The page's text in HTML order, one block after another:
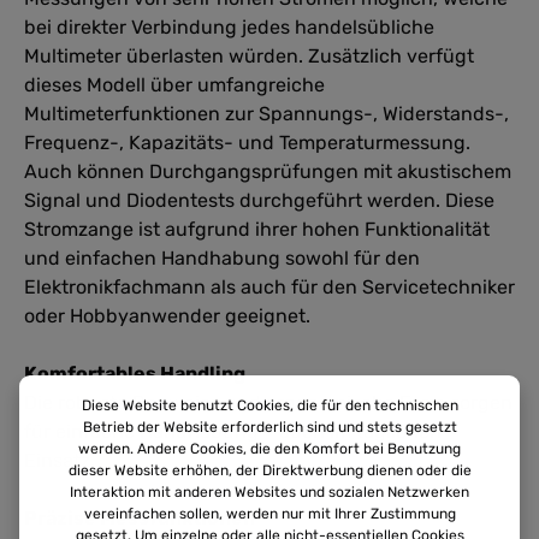
bei direkter Verbindung jedes handelsübliche
Multimeter überlasten würden. Zusätzlich verfügt
dieses Modell über umfangreiche
Multimeterfunktionen zur Spannungs-, Widerstands-,
Frequenz-, Kapazitäts- und Temperaturmessung.
Auch können Durchgangsprüfungen mit akustischem
Signal und Diodentests durchgeführt werden. Diese
Stromzange ist aufgrund ihrer hohen Funktionalität
und einfachen Handhabung sowohl für den
Elektronikfachmann als auch für den Servicetechniker
oder Hobbyanwender geeignet.
Komfortables Handling
Die robuste Bauweise und ergonomische Form sorgen
für einfache Handhabung – auch im täglichen
Einsatz.
Präzise Messfunktionen
Diese Website benutzt Cookies, die für den technischen
Betrieb der Website erforderlich sind und stets gesetzt
werden. Andere Cookies, die den Komfort bei Benutzung
dieser Website erhöhen, der Direktwerbung dienen oder die
Interaktion mit anderen Websites und sozialen Netzwerken
vereinfachen sollen, werden nur mit Ihrer Zustimmung
gesetzt. Um einzelne oder alle nicht-essentiellen Cookies